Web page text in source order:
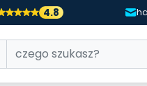
4.8